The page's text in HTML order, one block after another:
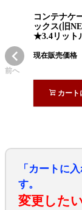
前へ
コンテナケ
ックス(旧
★3.4リット
現在販売価格
カート
「カートに
す。
変更した